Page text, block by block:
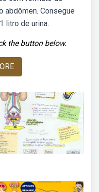
abdômen. Consegue
litro de urina.
the button below.